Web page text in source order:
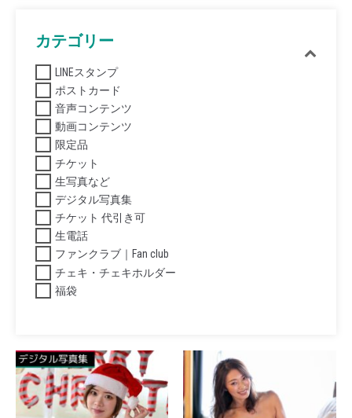
カテゴリー
LINEスタンプ
ポストカード
音声コンテンツ
動画コンテンツ
限定品
チケット
生写真など
デジタル写真集
チケット 代引き可
生電話
ファンクラブ｜Fan club
チェキ・チェキホルダー
福袋